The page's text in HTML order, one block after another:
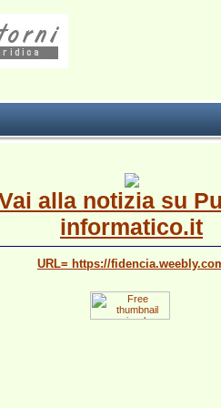
alla notizia su
informatico.it
URL= https://